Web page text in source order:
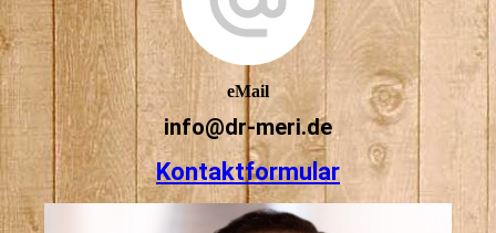
eMail
info@dr-meri.de
Kontaktformular